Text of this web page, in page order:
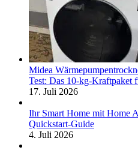
Midea
Test: Das 10-kg-Kraftpaket
17. Juli 2026
Ihr Smart Home mit Home
Quickstart-Guide
4. Juli 2026